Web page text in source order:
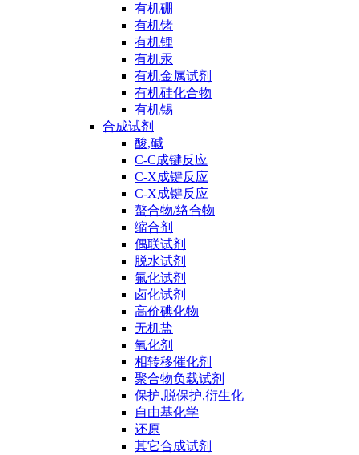
有机硼
有机锗
有机锂
有机汞
有机金属试剂
有机硅化合物
有机锡
合成试剂
酸,碱
C-C成键反应
C-X成键反应
C-X成键反应
螯合物/络合物
缩合剂
偶联试剂
脱水试剂
氟化试剂
卤化试剂
高价碘化物
无机盐
氧化剂
相转移催化剂
聚合物负载试剂
保护,脱保护,衍生化
自由基化学
还原
其它合成试剂